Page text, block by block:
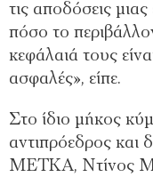
τις αποδόσεις
πόσο το
κεφάλαιά τους
ασφαλές», είπε.
Στο ίδιο μήκος
αντιπρόεδρος και
METKA, Ντίνος